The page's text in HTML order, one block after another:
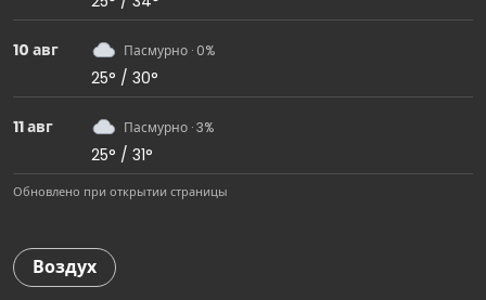
10 авг Пасмурно · 0%
25° / 30°
11 авг Пасмурно · 3%
25° / 31°
Обновлено при открытии страницы
Воздух